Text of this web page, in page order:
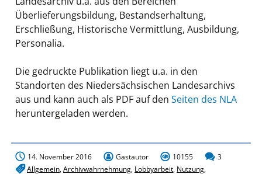
Überlieferungsbildung, Bestandserhaltung,
Erschließung, Historische Vermittlung, Ausbildung,
Personalia.
Die gedruckte Publikation liegt u.a. in den
Standorten des Niedersächsischen Landesarchivs
aus und kann auch als PDF auf den Seiten des NLA
heruntergeladen werden.
14. November 2016 Gastautor 10155
3
Allgemein,Archivwahrnehmung, Lobbyarbeit, Nutzung,